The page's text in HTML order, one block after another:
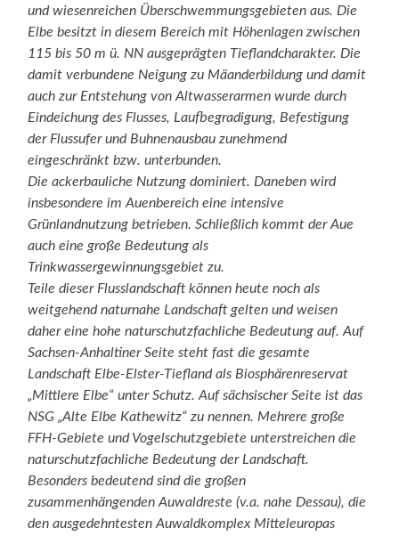
und wiesenreichen Überschwemmungsgebieten aus. Die
Elbe besitzt in diesem Bereich mit Höhenlagen zwischen
115 bis 50 m ü. NN ausgeprägten Tieflandcharakter. Die
damit verbundene Neigung zu Mäanderbildung und damit
auch zur Entstehung von Altwasserarmen wurde durch
Eindeichung des Flusses, Laufbegradigung, Befestigung
der Flussufer und Buhnenausbau zunehmend
eingeschränkt bzw. unterbunden.
Die ackerbauliche Nutzung dominiert. Daneben wird
insbesondere im Auenbereich eine intensive
Grünlandnutzung betrieben. Schließlich kommt der Aue
auch eine große Bedeutung als
Trinkwassergewinnungsgebiet zu.
Teile dieser Flusslandschaft können heute noch als
weitgehend naturnahe Landschaft gelten und weisen
daher eine hohe naturschutzfachliche Bedeutung auf. Auf
Sachsen-Anhaltiner Seite steht fast die gesamte
Landschaft Elbe-Elster-Tiefland als Biosphärenreservat
„Mittlere Elbe“ unter Schutz. Auf sächsischer Seite ist das
NSG „Alte Elbe Kathewitz“ zu nennen. Mehrere große
FFH-Gebiete und Vogelschutzgebiete unterstreichen die
naturschutzfachliche Bedeutung der Landschaft.
Besonders bedeutend sind die großen
zusammenhängenden Auwaldreste (v.a. nahe Dessau), die
den ausgedehntesten Auwaldkomplex Mitteleuropas